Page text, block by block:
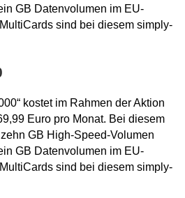
GB Datenvolumen im EU-
sind bei diesem simply-
kostet im Rahmen der Aktion
Euro pro Monat. Bei diesem
GB High-Speed-Volumen
GB Datenvolumen im EU-
sind bei diesem simply-